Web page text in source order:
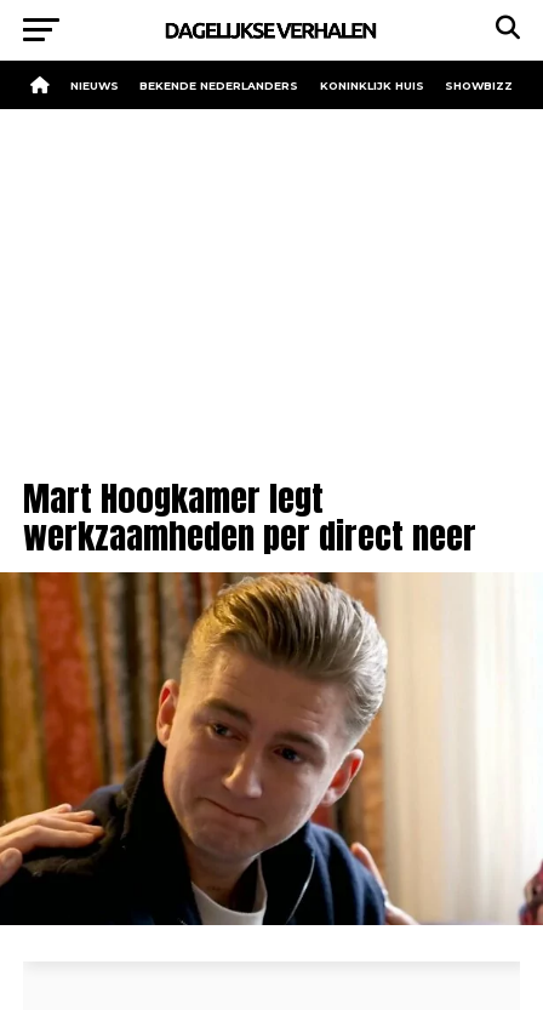
NIEUWS BEKENDE NEDERLANDERS KONINKLIJK HUIS SHOWBIZZ
Mart Hoogkamer legt
werkzaamheden per direct neer